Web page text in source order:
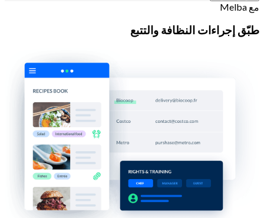
مع Melba
طبّق إجراءات النظافة والتتبع